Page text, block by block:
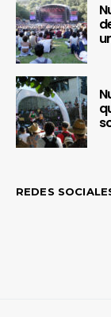
REDES